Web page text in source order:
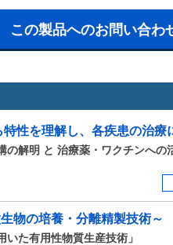
この製品へのお問い合わ
性を理解し、各疾患の治療
の解明 と 治療薬・ワクチンへの
物の培養・分離精製技術～
た有用性物質生産技術」